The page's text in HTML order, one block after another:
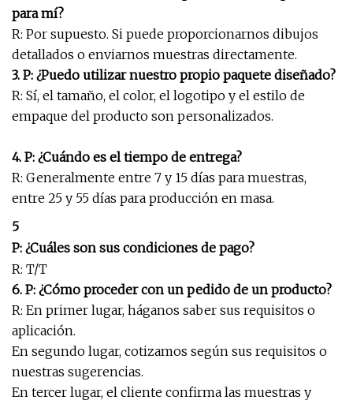
para mí?
R: Por supuesto. Si puede proporcionarnos dibujos
detallados o enviarnos muestras directamente.
3. P: ¿Puedo utilizar nuestro propio paquete diseñado?
R: Sí, el tamaño, el color, el logotipo y el estilo de
empaque del producto son personalizados.
4. P: ¿Cuándo es el tiempo de entrega?
R: Generalmente entre 7 y 15 días para muestras,
entre 25 y 55 días para producción en masa.
5
P: ¿Cuáles son sus condiciones de pago?
R: T/T
6. P: ¿Cómo proceder con un pedido de un producto?
R: En primer lugar, háganos saber sus requisitos o
aplicación.
En segundo lugar, cotizamos según sus requisitos o
nuestras sugerencias.
En tercer lugar, el cliente confirma las muestras y